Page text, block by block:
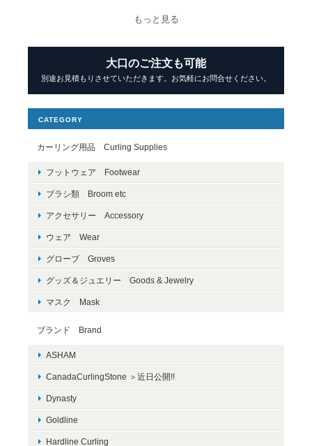
もっと見る
大口のご注文も可能
別途お見積もりさせていただきます。お気軽にお問合せください。
CATEGORY
カーリング用品 Curling Supplies
フットウェア Footwear
ブラシ類 Broom etc
アクセサリー Accessory
ウェア Wear
グローブ Groves
グッズ＆ジュエリー Goods & Jewelry
マスク Mask
ブランド Brand
ASHAM
CanadaCurlingStone ＞近日公開!!
Dynasty
Goldline
Hardline Curling